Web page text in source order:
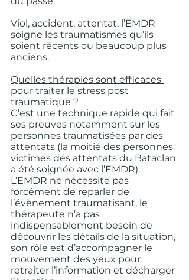
Viol, accident, attentat, l’EMDR
soigne les traumatismes qu’ils
soient récents ou beaucoup plus
anciens.
Quelles thérapies sont efficaces
pour traiter le stress post
traumatique ?
C’est une technique rapide qui fait
ses preuves notamment sur les
personnes traumatisées par des
attentats (la moitié des personnes
victimes des attentats du Bataclan
a été soignée avec l’EMDR).
L’EMDR ne nécessite pas
forcément de reparler de
l’évènement traumatisant, le
thérapeute n’a pas
indispensablement besoin de
découvrir les détails de la situation,
son rôle est d’accompagner le
mouvement des yeux pour
retraiter l’information et décharger